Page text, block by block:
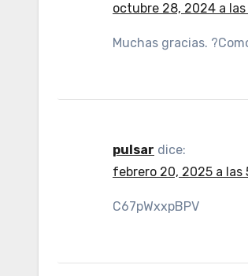
octubre 28, 2024 a las
Muchas gracias.
pulsar dice:
febrero 20, 2025 a las
C67pWxxpBPV